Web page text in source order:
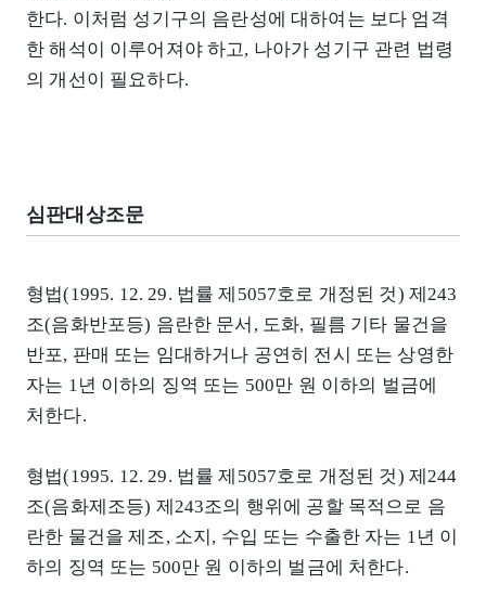
한다. 이처럼 성기구의 음란성에 대하여는 보다 엄격
한 해석이 이루어져야 하고, 나아가 성기구 관련 법령
의 개선이 필요하다.
심판대상조문
형법(1995. 12. 29. 법률 제5057호로 개정된 것) 제243
조(음화반포등) 음란한 문서, 도화, 필름 기타 물건을
반포, 판매 또는 임대하거나 공연히 전시 또는 상영한
자는 1년 이하의 징역 또는 500만 원 이하의 벌금에
처한다.
형법(1995. 12. 29. 법률 제5057호로 개정된 것) 제244
조(음화제조등) 제243조의 행위에 공할 목적으로 음
란한 물건을 제조, 소지, 수입 또는 수출한 자는 1년 이
하의 징역 또는 500만 원 이하의 벌금에 처한다.